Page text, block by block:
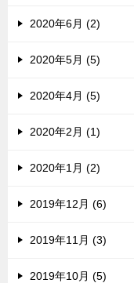
2020年6月 (2)
2020年5月 (5)
2020年4月 (5)
2020年2月 (1)
2020年1月 (2)
2019年12月 (6)
2019年11月 (3)
2019年10月 (5)